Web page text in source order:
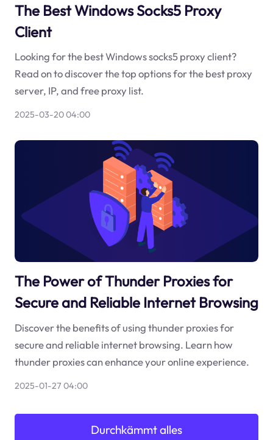
The Best Windows Socks5 Proxy
Client
Looking for the best Windows socks5 proxy client?
Read on to discover the top options for the best proxy
server, IP, and free proxy list.
2025-03-20 04:00
The Power of Thunder Proxies for
Secure and Reliable Internet Browsing
Discover the benefits of using thunder proxies for
secure and reliable internet browsing. Learn how
thunder proxies can enhance your online experience.
2025-01-27 04:00
Durchkämmt alles